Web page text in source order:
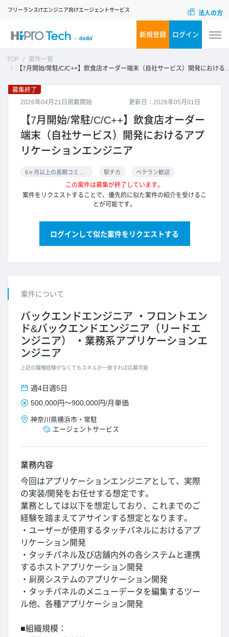
フリーランスITエンジニア向けエージェントサービス 法人の方
新規登録 ログイン
TOP
案件一覧
【7月開始/常駐/C/C++】飲食店オーダー端末（自社サービス）開発におけるアプリケーションエンジニア
更新日：2026年05月01日
募集終了
2026年04月21日掲載開始
【7月開始/常駐/C/C++】飲食店オーダー
端末（自社サービス）開発におけるアプ
リケーションエンジニア
駅チカ ベテラン歓迎
この案件は募集が終了しています。
案件をリクエストすることで、優先的に似た案件の紹介を受けるこ
とが可能です。
ログインして似た案件をリクエストする
案件について
バックエンドエンジニア
フロントエン
ド&バックエンドエンジニア（リードエ
ンジニア）
業務系アプリケーションエ
ンジニア
上記の職種経験がなくてもスキルが一致すれば応募可能
週4日週5日
500,000円～900,000円/月単価
神奈川県横浜市 ・ 常駐
エージェントサービス
業務内容
今回はアプリケーションエンジニアとして、実際
の実装/開発をお任せする想定です。
業務としては以下を想定しており、これまでのご
経験を踏まえてアサインする想定となります。
・ユーザーが使用するタッチパネルにおけるアプ
リケーション開発
・タッチパネル及び店舗内外の各システムと連携
するホストアプリケーション開発
・厨房システムのアプリケーション開発
・タッチパネルのメニューデータを編集するツー
ル他、各種アプリケーション開発
■組織規模：